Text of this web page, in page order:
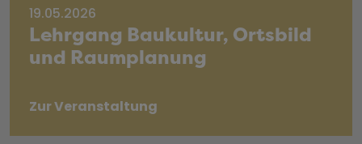
19.05.2026
Lehrgang Baukultur, Ortsbild
und Raumplanung
Zur Veranstaltung